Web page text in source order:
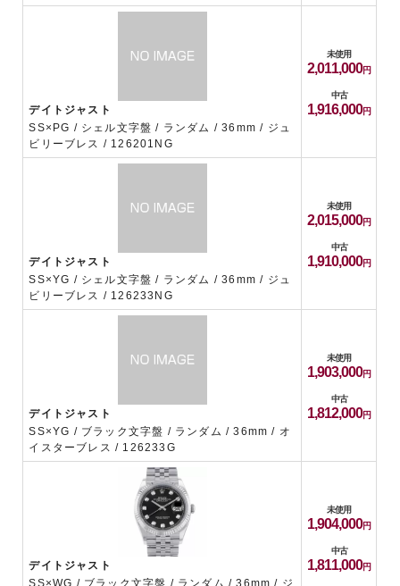
デイトジャスト
SS×PG / シェル文字盤 / ランダム / 36mm / ジュ
ビリーブレス / 126201NG
未使用
2,011,000
中古
1,916,000
デイトジャスト
SS×YG / シェル文字盤 / ランダム / 36mm / ジュ
ビリーブレス / 126233NG
未使用
2,015,000
中古
1,910,000
デイトジャスト
SS×YG / ブラック文字盤 / ランダム / 36mm / オ
イスターブレス / 126233G
未使用
1,903,000
中古
1,812,000
デイトジャスト
未使用
1,904,000
中古
1,811,000